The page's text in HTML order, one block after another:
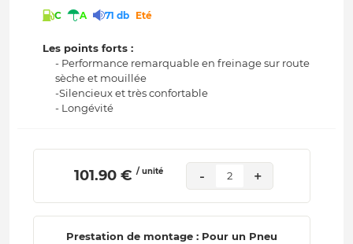
C A 71 db Eté
Les points forts :
- Performance remarquable en freinage sur route
sèche et mouillée
-Silencieux et très confortable
- Longévité
101.90 € / unité - 2 +
Prestation de montage : Pour un Pneu